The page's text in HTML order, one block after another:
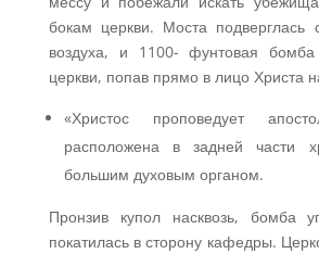
бокам церкви. Моста подверглась
воздуха, и 1100- фунтовая
церкви, попав прямо в лицо Христа
«Христос проповедует
расположена в задней части
большим духовым органом.
Пронзив купол насквозь, бомба
покатилась в сторону кафедры.